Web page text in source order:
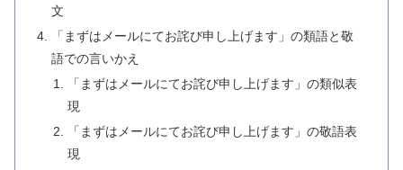
文
「まずはメールにてお詫び申し上げます」の類語と敬
語での言いかえ
「まずはメールにてお詫び申し上げます」の類似表
現
「まずはメールにてお詫び申し上げます」の敬語表
現